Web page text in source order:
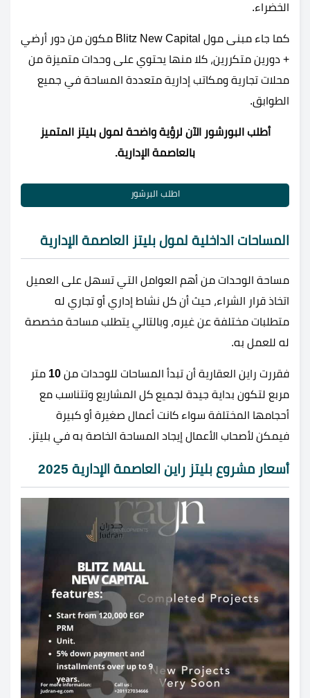
الخضراء.
كما جاء مبنى مول Blitz New Capital مكون من دور أرضي
+ دورين متكررين، كلا منها يحتوي على وحدات متميزة من
محلات تجارية ومكاتب إدارية متعددة المساحة في جميع
الطوابق.
أطلب البورشور الآن لرؤية واضحة لمول بليتز المتميز
بالعاصمة الإدارية.
اطلب البرشور
المساحات الداخلية لمول بليتز العاصمة الإدارية
مساحة الوحدات من أهم العوامل التي تسهل على العميل
اتخاذ قرار الشراء، حيث أن كل نشاط إداري أو تجاري له
متطلبات مختلفة عن غيره، وبالتالي يتطلب مساحة مخصصة
له للعمل به.
فقررت راين العقارية أن تبدأ المساحات للوحدات من 10 متر
مربع لتكون بداية جيدة لجميع كل المشاريع وتتناسب مع
أحجامها المختلفة سواء كانت أعمال صغيرة أو كبيرة
فيمكن لأصحاب الأعمال إيجاد المساحة الخاصة به في بليتز.
أسعار مشروع بليتز راين العاصمة الإدارية 2025